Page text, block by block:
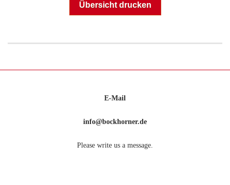
Übersicht drucken
E-Mail
info@bockhorner.de
Please write us a message.